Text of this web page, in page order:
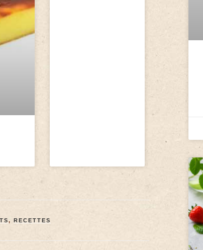
, RECETTES